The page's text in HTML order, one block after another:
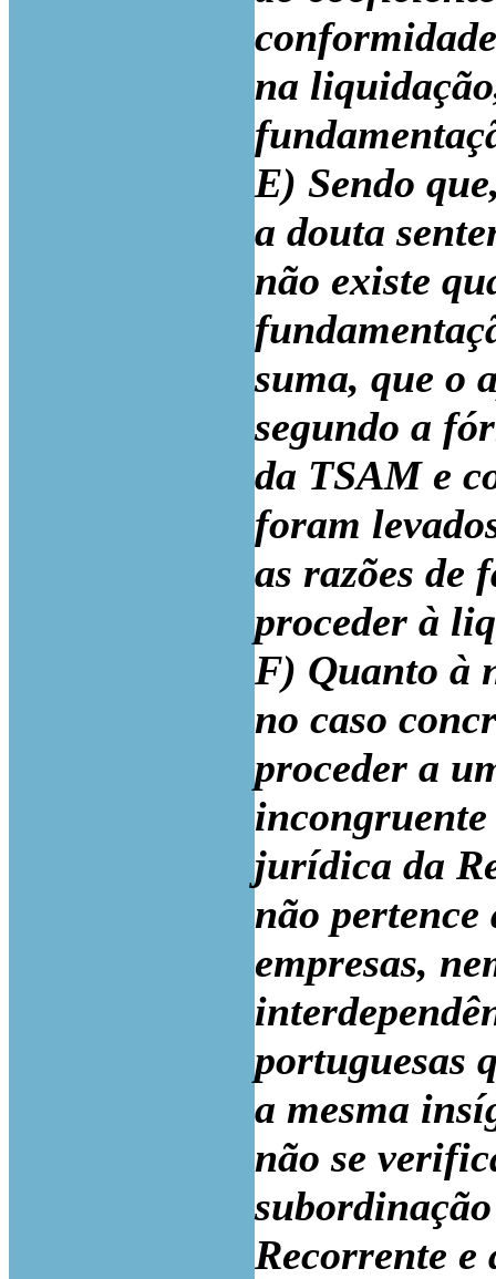
na
E) Sendo
a douta
não existe
suma, que o
segundo a
da TSAM e
foram
as razões de
proceder à
F) Quanto à
no caso
proceder a
jurídica da
não
empresas,
portuguesas
a mesma
não se
Recorrente e